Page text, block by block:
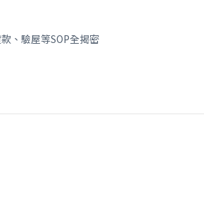
、驗屋等SOP全揭密